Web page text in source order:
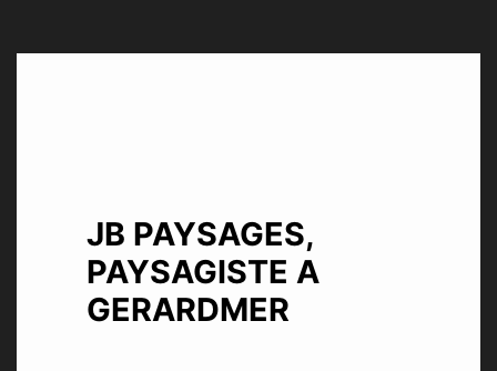
JB PAYSAGES,
PAYSAGISTE A
GERARDMER